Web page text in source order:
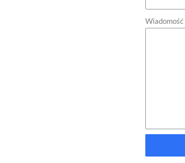
Wiadomość